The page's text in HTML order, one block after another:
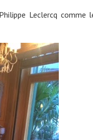
Leclercq comme